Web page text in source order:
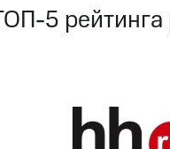
5 рейтинга